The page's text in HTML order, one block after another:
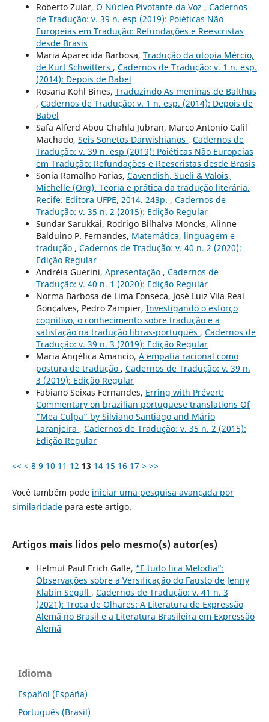
Roberto Zular, O Núcleo Pivotante da Voz , Cadernos
de Tradução: v. 39 n. esp (2019): Poiéticas Não
Europeias em Tradução: Refundações e Reescristas
desde Brasis
Maria Aparecida Barbosa, Tradução da utopia Mércio,
de Kurt Schwitters , Cadernos de Tradução: v. 1 n. esp.
(2014): Depois de Babel
Rosana Kohl Bines, Traduzindo As meninas de Balthus
, Cadernos de Tradução: v. 1 n. esp. (2014): Depois de
Babel
Safa Alferd Abou Chahla Jubran, Marco Antonio Calil
Machado, Seis Sonetos Darwishianos , Cadernos de
Tradução: v. 39 n. esp (2019): Poiéticas Não Europeias
em Tradução: Refundações e Reescristas desde Brasis
Sonia Ramalho Farias, Cavendish, Sueli & Valois,
Michelle (Org). Teoria e prática da tradução literária.
Recife: Editora UFPE, 2014. 243p. , Cadernos de
Tradução: v. 35 n. 2 (2015): Edição Regular
Sundar Sarukkai, Rodrigo Bilhalva Moncks, Alinne
Balduino P. Fernandes, Matemática, linguagem e
tradução , Cadernos de Tradução: v. 40 n. 2 (2020):
Edição Regular
Andréia Guerini, Apresentação , Cadernos de
Tradução: v. 40 n. 1 (2020): Edição Regular
Norma Barbosa de Lima Fonseca, José Luiz Vila Real
Gonçalves, Pedro Zampier, Investigando o esforço
cognitivo, o conhecimento sobre tradução e a
satisfação na tradução libras-português , Cadernos de
Tradução: v. 39 n. 3 (2019): Edição Regular
Maria Angélica Amancio, A empatia racional como
postura de tradução , Cadernos de Tradução: v. 39 n.
3 (2019): Edição Regular
Fabiano Seixas Fernandes, Erring with Prévert:
Commentary on brazilian portuguese translations Of
“Mea Culpa” by Silviano Santiago and Mário
Laranjeira , Cadernos de Tradução: v. 35 n. 2 (2015):
Edição Regular
<< < 8 9 10 11 12 13 14 15 16 17 > >>
Você também pode iniciar uma pesquisa avançada por
similaridadepara este artigo.
Artigos mais lidos pelo mesmo(s) autor(es)
Helmut Paul Erich Galle, “E tudo fica Melodia”:
Observações sobre a Versificação do Fausto de Jenny
Klabin Segall , Cadernos de Tradução: v. 41 n. 3
(2021): Troca de Olhares: A Literatura de Expressão
Alemã no Brasil e a Literatura Brasileira em Expressão
Alemã
Idioma
Español (España)
Português (Brasil)